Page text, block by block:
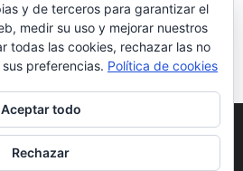
y Política de Privacidad
y de terceros para garantizar el
medir su uso y mejorar nuestros
todas las cookies, rechazar las no
preferencias. Política de cookies
Aceptar todo
Rechazar